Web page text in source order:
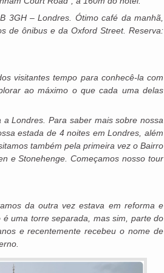
3GH – Londres. Ótimo café da manhã,
de ônibus e da Oxford Street. Reserva:
visitantes tempo para conhecê-la com
ao máximo o que cada uma delas
Londres. Para saber mais sobre nossa
estada de 4 noites em Londres, além
também pela primeira vez o Bairro
e Stonehenge. Começamos nosso tour
da outra vez estava em reforma e
uma torre separada, mas sim, parte do
e recentemente recebeu o nome de